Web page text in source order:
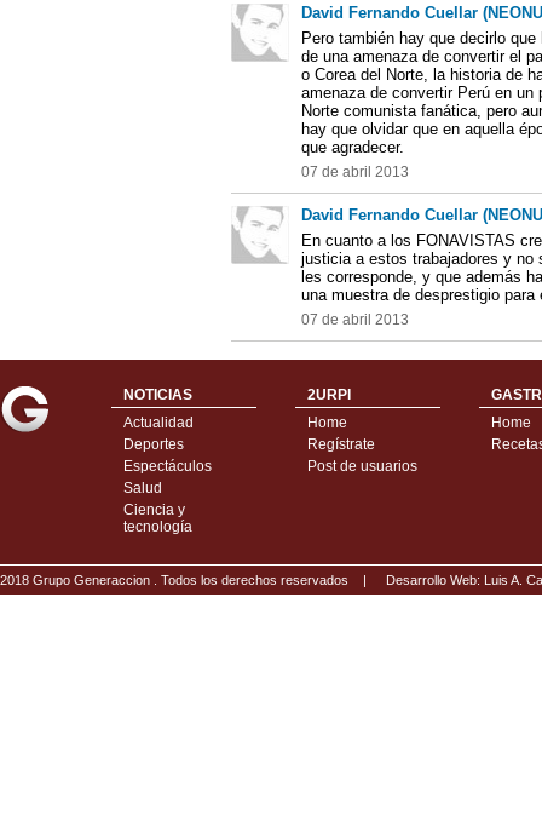
David Fernando Cuellar
Pero también hay que decirlo
de una amenaza de convertir el
o Corea del Norte, la historia de
amenaza de convertir Perú en
Norte comunista fanática, pero
hay que olvidar que en aquella
que agradecer.
07 de abril 2013
David Fernando Cuellar
En cuanto a los FONAVISTAS
justicia a estos trabajadores y no
les corresponde, y que además
una muestra de desprestigio para
07 de abril 2013
NOTICIAS
Actualidad
Deportes
Espectáculos
Salud
Ciencia y
tecnología
2URPI
Home
Regístrate
Post de usuarios
Home
2018 Grupo Generaccion . Todos los derechos reservados | Desarrollo Web: Luis